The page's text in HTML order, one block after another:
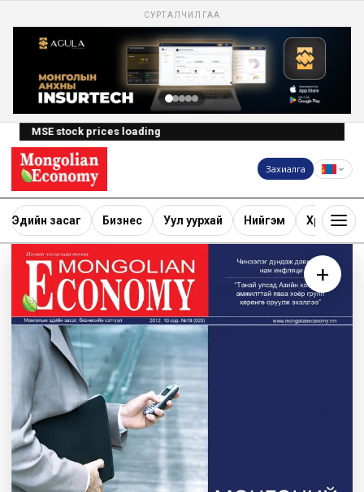
СУРТАЛЧИЛГАА
MSE stock prices loading
Захиалга
Эдийн засаг Бизнес Уул уурхай Нийгэм Хөрөнгө
+